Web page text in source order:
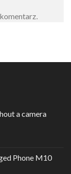
a camera
Phone M10